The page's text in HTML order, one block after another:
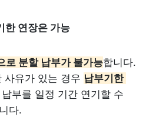
한 연장은 가능
로 분할 납부가 불가능합니다.
사유가 있는 경우 납부기한
부를 일정 기간 연기할 수
다.